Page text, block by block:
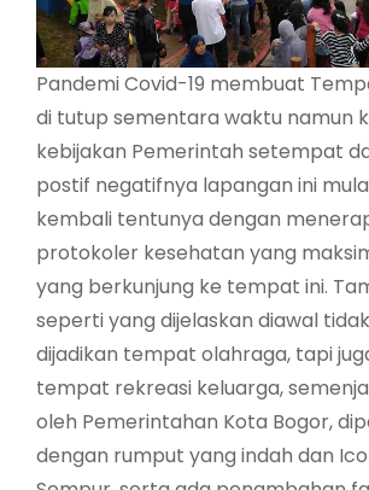
Pandemi Covid-19 membuat
di tutup sementara waktu namun
kebijakan Pemerintah setempat
postif negatifnya lapangan ini
kembali tentunya dengan
protokoler kesehatan yang
yang berkunjung ke tempat ini.
seperti yang dijelaskan diawal
dijadikan tempat olahraga, tapi
tempat rekreasi keluarga,
oleh Pemerintahan Kota Bogor,
dengan rumput yang indah dan